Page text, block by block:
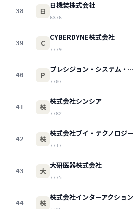
38 日
日機装株式会社
6376
39 C
CYBERDYNE株式会社
7779
40 P
プレシジョン・システム・サイエンス株式会社
7707
41 株
株式会社シンシア
7782
42 株
株式会社ブイ・テクノロジー
7717
43 大
大研医器株式会社
7775
44 株
株式会社インターアクション